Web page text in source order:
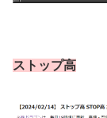
ストップ高